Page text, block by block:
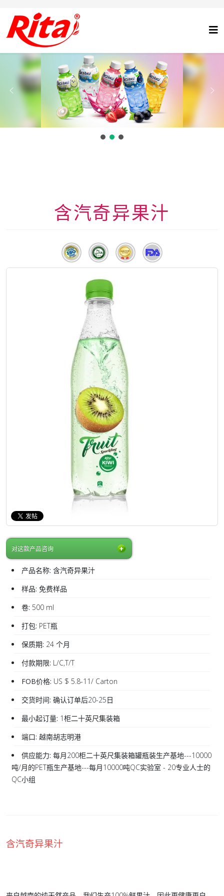
含汽奇异果汁
对这款产品咨询
产品名称: 含汽奇异果汁
样品: 免费样品
卷: 500 ml
打包: PET瓶
保质期: 24 个月
付款期限: L/C,T/T
FOB价格: US $ 5.8-11/ Carton
交货时间: 确认订单后20-25日
最小起订量: 1柜二十英尺集装箱
端口: 越南胡志明港
供应能力: 每月200柜二十英尺集装箱罐瓶装生产基地---10000
吨/月的PET瓶生产基地---每月10000吨QC实验室 - 20专业人士的
QC小组
含汽奇异果汁